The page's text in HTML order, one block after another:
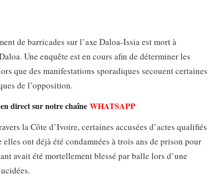
de barricades sur l’axe Daloa-Issia est mort à
Une enquête est en cours afin de déterminer les
que des manifestations sporadiques secouent certaines
de l’opposition.
direct sur notre chaîneWHATSAPP
la Côte d’Ivoire, certaines accusées d’actes qualifiés
ont déjà été condamnées à trois ans de prison pour
avait été mortellement blessé par balle lors d’une